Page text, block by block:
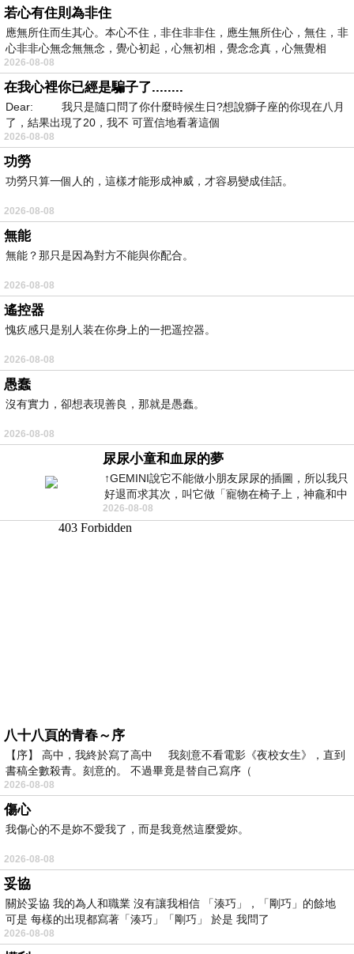
若心有住則為非住
應無所住而生其心。本心不住，非住非非住，應生無所住心，無住，非
心非非心無念無無念，覺心初起，心無初相，覺念念真，心無覺相
2026-08-08
在我心裡你已經是騙子了........
Dear: 我只是隨口問了你什麼時候生日?想說獅子座的你現在八月
了，結果出現了20，我不 可置信地看著這個
2026-08-08
功勞
功勞只算一個人的，這樣才能形成神威，才容易變成佳話。
2026-08-08
無能
無能？那只是因為對方不能與你配合。
2026-08-08
遙控器
愧疚感只是别人装在你身上的一把遥控器。
2026-08-08
愚蠢
沒有實力，卻想表現善良，那就是愚蠢。
2026-08-08
尿尿小童和血尿的夢
↑GEMINI說它不能做小朋友尿尿的插圖，所以我只
好退而求其次，叫它做「寵物在椅子上，神龕和中
年人臉孔」的畫了。 六月底
2026-08-08
八十八頁的青春～序
【序】 高中，我終於寫了高中 我刻意不看電影《夜校女生》，直到
書稿全數殺青。刻意的。 不過畢竟是替自己寫序（
2026-08-08
傷心
我傷心的不是妳不愛我了，而是我竟然這麼愛妳。
2026-08-08
妥協
關於妥協 我的為人和職業 沒有讓我相信 「湊巧」，「剛巧」的餘地
可是 每樣的出現都寫著「湊巧」「剛巧」 於是 我問了
2026-08-08